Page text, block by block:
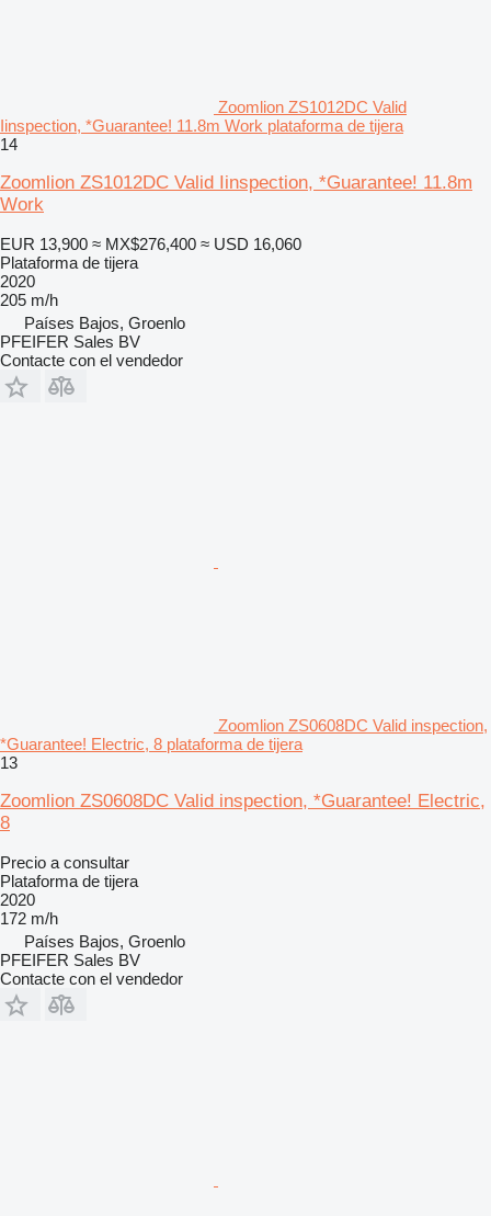
Zoomlion ZS1012DC Valid
Iinspection, *Guarantee! 11.8m Work plataforma de tijera
14
Zoomlion ZS1012DC Valid Iinspection, *Guarantee! 11.8m
Work
EUR 13,900 ≈ MX$276,400 ≈ USD 16,060
Plataforma de tijera
2020
205 m/h
Países Bajos, Groenlo
PFEIFER Sales BV
Contacte con el vendedor
Zoomlion ZS0608DC Valid inspection,
*Guarantee! Electric, 8 plataforma de tijera
13
Zoomlion ZS0608DC Valid inspection, *Guarantee! Electric,
8
Precio a consultar
Plataforma de tijera
2020
172 m/h
Países Bajos, Groenlo
PFEIFER Sales BV
Contacte con el vendedor